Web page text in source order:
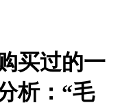
买过的一
析：“毛